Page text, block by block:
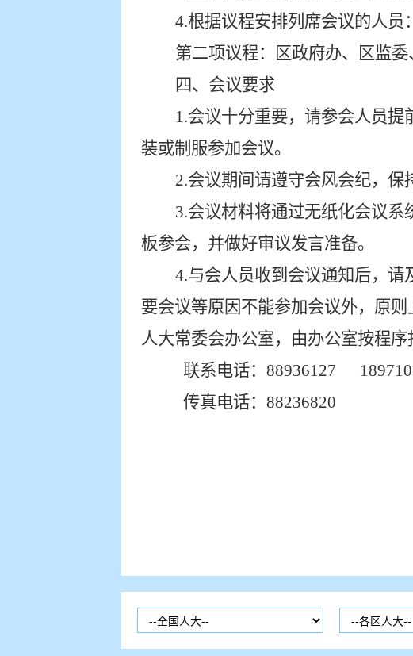
4.根据议程安排列席会议的人员：
第二项议程： 区政府办、区监委
四、会议要求
1.会议十分重要，请参会人员提
装或制服参加会议。
2.会议期间请遵守会风会纪，保
3.会议材料将通过无纸化会议
板参会，并做好审议发言准备。
4.与会人员收到会议通知后，
要会议等原因不能参加会议外，原
人大常委会办公室，由办公室按程序
联系电话：88936127
传真电话：88236820